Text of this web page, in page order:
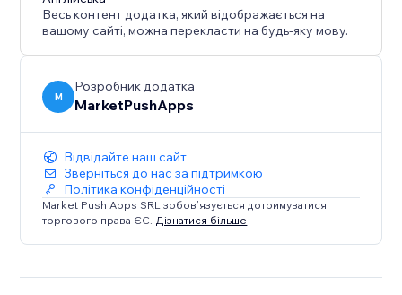
Весь контент додатка, який відображається на
вашому сайті, можна перекласти на будь-яку мову.
M
Розробник додатка
MarketPushApps
Відвідайте наш сайт
Зверніться до нас за підтримкою
Політика конфіденційності
Market Push Apps SRL зобов’язується дотримуватися
торгового права ЄС. Дізнатися більше